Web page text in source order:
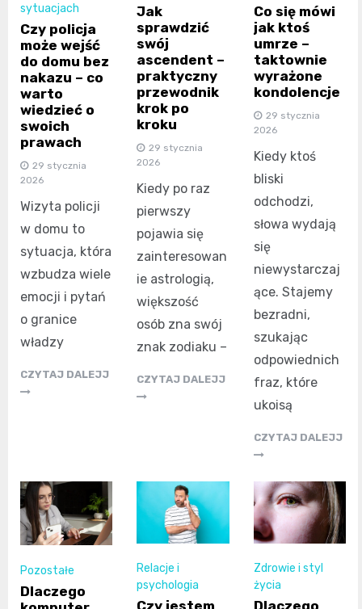
sytuacjach
Czy policja
może wejść
do domu bez
nakazu – co
warto
wiedzieć o
swoich
prawach
29 stycznia
2026
Wizyta policji
w domu to
sytuacja, która
wzbudza wiele
emocji i pytań
o granice
władzy
CZYTAJ DALEJJ
Jak
sprawdzić
swój
ascendent –
praktyczny
przewodnik
krok po
kroku
29 stycznia
2026
Kiedy po raz
pierwszy
pojawia się
zainteresowan
ie astrologią,
większość
osób zna swój
znak zodiaku –
CZYTAJ DALEJJ
Co się mówi
jak ktoś
umrze –
taktownie
wyrażone
kondolencje
29 stycznia
2026
Kiedy ktoś
bliski
odchodzi,
słowa wydają
się
niewystarczaj
ące. Stajemy
bezradni,
szukając
odpowiednich
fraz, które
ukoisą
CZYTAJ DALEJJ
Pozostałe
Dlaczego
Relacje i
psychologia
Zdrowie i styl
życia